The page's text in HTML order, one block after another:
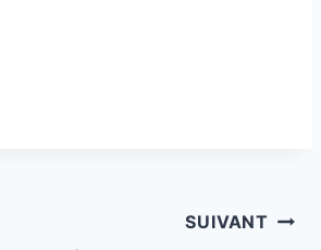
SUIVANT